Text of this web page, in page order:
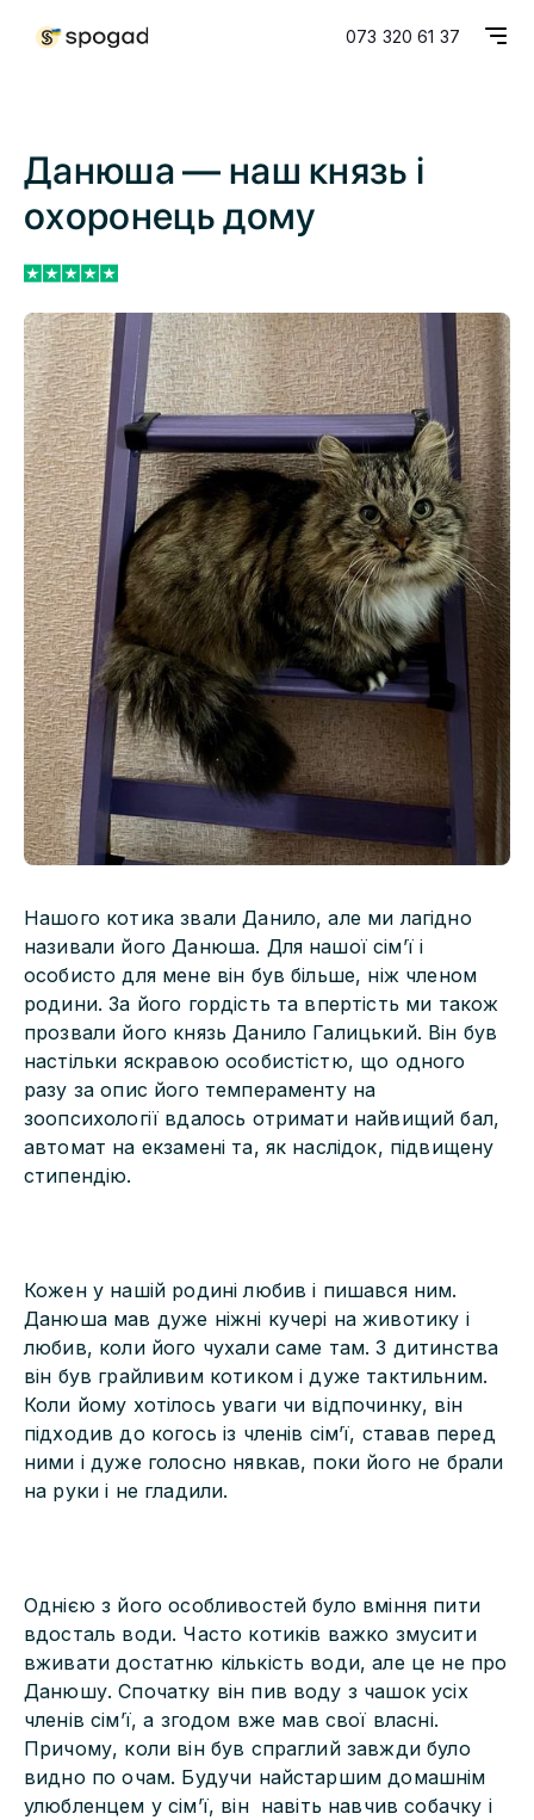
073 320 61 37
Данюша — наш князь і
охоронець дому
Нашого котика звали Данило, але ми лагідно
називали його Данюша. Для нашої сім’ї і
особисто для мене він був більше, ніж членом
родини. За його гордість та впертість ми також
прозвали його князь Данило Галицький. Він був
настільки яскравою особистістю, що одного
разу за опис його темпераменту на
зоопсихології вдалось отримати найвищий бал,
автомат на екзамені та, як наслідок, підвищену
стипендію.
Кожен у нашій родині любив і пишався ним.
Данюша мав дуже ніжні кучері на животику і
любив, коли його чухали саме там. З дитинства
він був грайливим котиком і дуже тактильним.
Коли йому хотілось уваги чи відпочинку, він
підходив до когось із членів сім’ї, ставав перед
ними і дуже голосно нявкав, поки його не брали
на руки і не гладили.
Однією з його особливостей було вміння пити
вдосталь води. Часто котиків важко змусити
вживати достатню кількість води, але це не про
Данюшу. Спочатку він пив воду з чашок усіх
членів сім’ї, а згодом вже мав свої власні.
Причому, коли він був спраглий завжди було
видно по очам. Будучи найстаршим домашнім
улюбленцем у сім’ї, він навіть навчив собачку і